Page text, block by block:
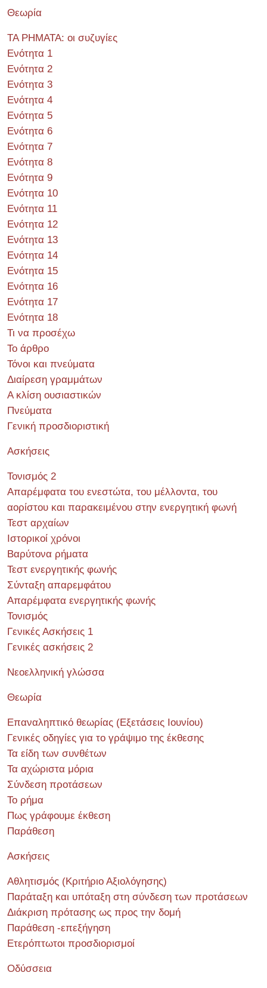
Θεωρία
ΤΑ ΡΗΜΑΤΑ: οι συζυγίες
Ενότητα 1
Ενότητα 2
Ενότητα 3
Ενότητα 4
Ενότητα 5
Ενότητα 6
Ενότητα 7
Ενότητα 8
Ενότητα 9
Ενότητα 10
Ενότητα 11
Ενότητα 12
Ενότητα 13
Ενότητα 14
Ενότητα 15
Ενότητα 16
Ενότητα 17
Ενότητα 18
Τι να προσέχω
Το άρθρο
Τόνοι και πνεύματα
Διαίρεση γραμμάτων
Α κλίση ουσιαστικών
Πνεύματα
Γενική προσδιοριστική
Ασκήσεις
Τονισμός 2
Απαρέμφατα του ενεστώτα, του μέλλοντα, του
αορίστου και παρακειμένου στην ενεργητική φωνή
Τεστ αρχαίων
Ιστορικοί χρόνοι
Βαρύτονα ρήματα
Τεστ ενεργητικής φωνής
Σύνταξη απαρεμφάτου
Απαρέμφατα ενεργητικής φωνής
Τονισμός
Γενικές Ασκήσεις 1
Γενικές ασκήσεις 2
Νεοελληνική γλώσσα
Θεωρία
Επαναληπτικό θεωρίας (Εξετάσεις Ιουνίου)
Γενικές οδηγίες για το γράψιμο της έκθεσης
Τα είδη των συνθέτων
Τα αχώριστα μόρια
Σύνδεση προτάσεων
Το ρήμα
Πως γράφουμε έκθεση
Παράθεση
Ασκήσεις
Αθλητισμός (Κριτήριο Αξιολόγησης)
Παράταξη και υπόταξη στη σύνδεση των προτάσεων
Διάκριση πρότασης ως προς την δομή
Παράθεση -επεξήγηση
Ετερόπτωτοι προσδιορισμοί
Οδύσσεια